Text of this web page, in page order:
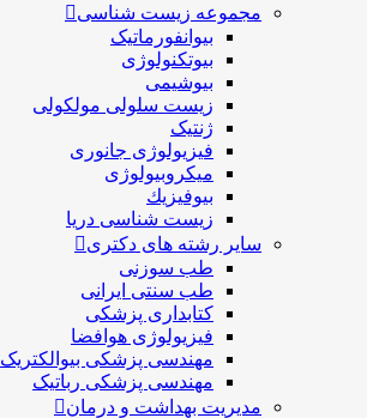
مجموعه زیست شناسی
بیوانفورماتیک
بیوتکنولوژی
بیوشیمی
زیست سلولی مولکولی
ژنتیک
فیزیولوژی جانوری
میکروبیولوژی
بيوفيزيك
زیست شناسی دریا
سایر رشته های دکتری
طب سوزنی
طب سنتی ایرانی
کتابداری پزشکی
فیزیولوژی هوافضا
مهندسی پزشکی بیوالکتریک
مهندسی پزشکی رباتیک
مدیریت بهداشت و درمان